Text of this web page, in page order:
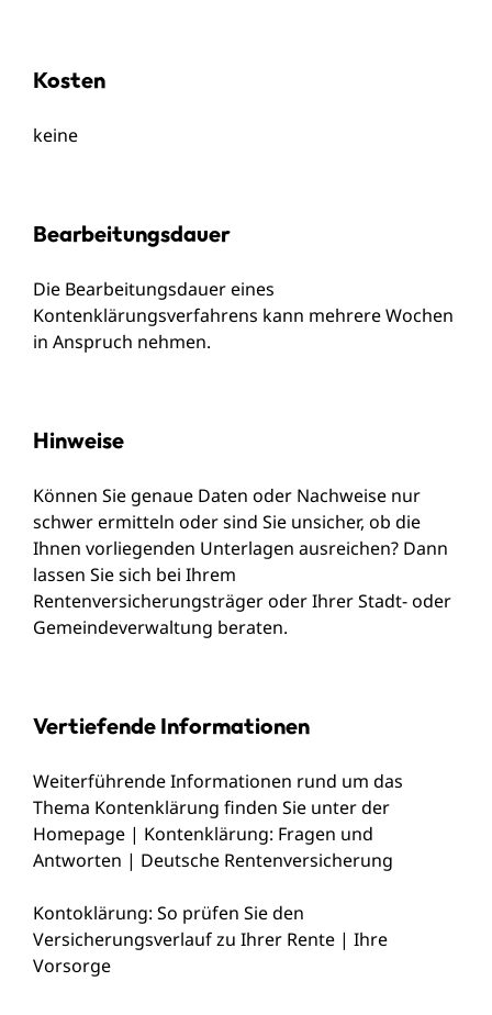
Kosten
keine
Bearbeitungsdauer
Die Bearbeitungsdauer eines
Kontenklärungsverfahrens kann mehrere Wochen
in Anspruch nehmen.
Hinweise
Können Sie genaue Daten oder Nachweise nur
schwer ermitteln oder sind Sie unsicher, ob die
Ihnen vorliegenden Unterlagen ausreichen? Dann
lassen Sie sich bei Ihrem
Rentenversicherungsträger oder Ihrer Stadt- oder
Gemeindeverwaltung beraten.
Vertiefende Informationen
Weiterführende Informationen rund um das
Thema Kontenklärung finden Sie unter der
Homepage | Kontenklärung: Fragen und
Antworten | Deutsche Rentenversicherung
Kontoklärung: So prüfen Sie den
Versicherungsverlauf zu Ihrer Rente | Ihre
Vorsorge